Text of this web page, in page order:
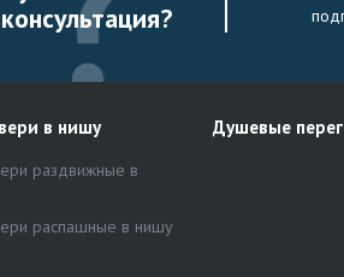
консультация?
в нишу
раздвижные в
распашные в нишу
Душевые